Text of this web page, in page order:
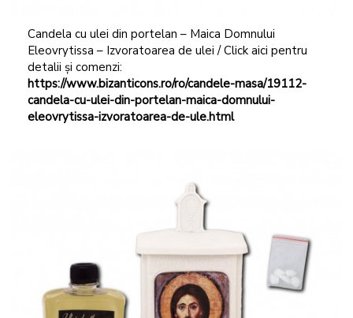
Candela cu ulei din portelan – Maica Domnului
Eleovrytissa – Izvoratoarea de ulei / Click aici pentru
detalii și comenzi:
https://www.bizanticons.ro/ro/candele-masa/19112-
candela-cu-ulei-din-portelan-maica-domnului-
eleovrytissa-izvoratoarea-de-ule.html